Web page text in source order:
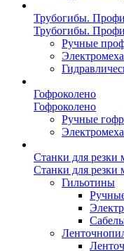
Трубогибы.
Трубогибы.
Ручные
Гофроколено
Гофроколено
Ручные
Станки для резки
Станки для резки
Гильотины